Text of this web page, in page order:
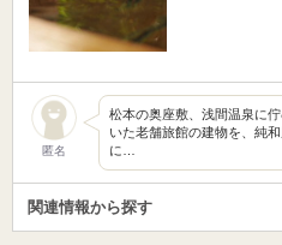
匿名
松本の奥座敷、浅間温泉に
いた老舗旅館の建物を、純
に…
関連情報から探す